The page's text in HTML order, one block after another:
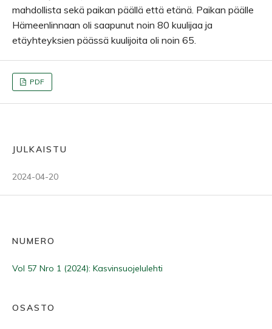
mahdollista sekä paikan päällä että etänä. Paikan päälle
Hämeenlinnaan oli saapunut noin 80 kuulijaa ja
etäyhteyksien päässä kuulijoita oli noin 65.
PDF
JULKAISTU
2024-04-20
NUMERO
Vol 57 Nro 1 (2024): Kasvinsuojelulehti
OSASTO